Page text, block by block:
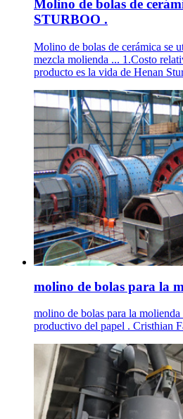
Molino de bolas de
STURBOO .
Molino de bolas de cerámica se
mezcla molienda ... 1.Costo
producto es la vida de Henan
molino de bolas para la
molino de bolas para la
productivo del papel . Cristhian